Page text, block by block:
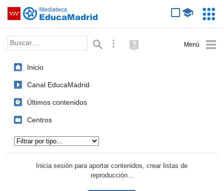
Saltar navegación
Palabra o frase: Búsqueda avanzada
Ayuda
(en
Inicio
Canal EducaMadrid
Últimos contenidos
Centros
Inicia sesión para aportar contenidos, crear listas de
reproducción...